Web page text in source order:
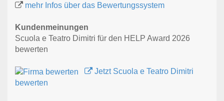
mehr Infos über das Bewertungssystem
Kundenmeinungen
Scuola e Teatro Dimitri für den HELP Award 2026
bewerten
Jetzt Scuola e Teatro Dimitri
bewerten